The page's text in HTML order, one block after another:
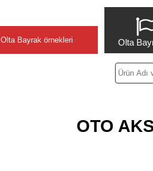
Olta Bayrak örnekleri Olta
OTO